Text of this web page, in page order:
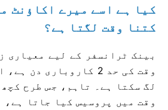
کیا ہے اسے میرے اکاؤنٹ
کتنا وقت لگتا ہے؟
بینک ٹرانسفر کے لیے معیاری
وقت کی حد 2 کاروباری
لگ سکتا ہے۔ تاہم، جس طرح
وقت میں پروسیس کیا جاتا ہے،